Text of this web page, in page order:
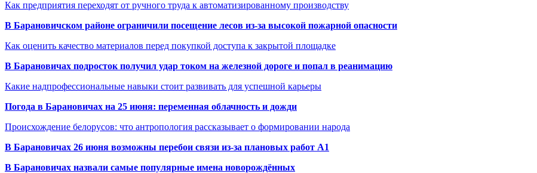
Как предприятия переходят от ручного труда к автоматизированному производству
В Барановичском районе ограничили посещение лесов из-за высокой пожарной опасности
Как оценить качество материалов перед покупкой доступа к закрытой площадке
В Барановичах подросток получил удар током на железной дороге и попал в реанимацию
Какие надпрофессиональные навыки стоит развивать для успешной карьеры
Погода в Барановичах на 25 июня: переменная облачность и дожди
Происхождение белорусов: что антропология рассказывает о формировании народа
В Барановичах 26 июня возможны перебои связи из-за плановых работ A1
В Барановичах назвали самые популярные имена новорождённых